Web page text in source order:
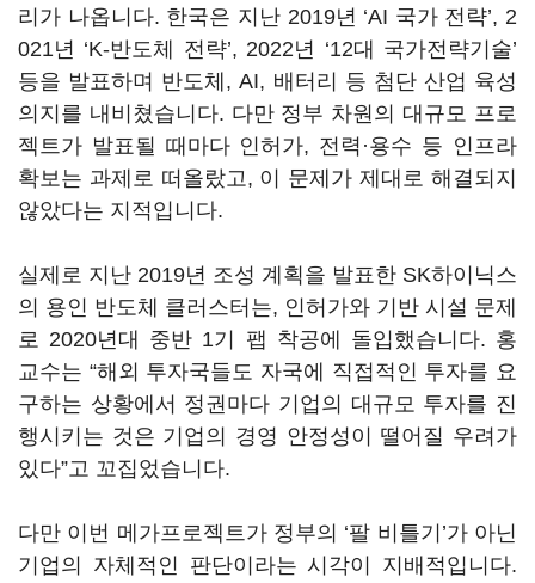
리가 나옵니다. 한국은 지난 2019년 ‘AI 국가 전략’, 2
021년 ‘K-반도체 전략’, 2022년 ‘12대 국가전략기술’
등을 발표하며 반도체, AI, 배터리 등 첨단 산업 육성
의지를 내비쳤습니다. 다만 정부 차원의 대규모 프로
젝트가 발표될 때마다 인허가, 전력·용수 등 인프라
확보는 과제로 떠올랐고, 이 문제가 제대로 해결되지
않았다는 지적입니다.
실제로 지난 2019년 조성 계획을 발표한 SK하이닉스
의 용인 반도체 클러스터는, 인허가와 기반 시설 문제
로 2020년대 중반 1기 팹 착공에 돌입했습니다. 홍
교수는 “해외 투자국들도 자국에 직접적인 투자를 요
구하는 상황에서 정권마다 기업의 대규모 투자를 진
행시키는 것은 기업의 경영 안정성이 떨어질 우려가
있다”고 꼬집었습니다.
다만 이번 메가프로젝트가 정부의 ‘팔 비틀기’가 아닌
기업의 자체적인 판단이라는 시각이 지배적입니다.